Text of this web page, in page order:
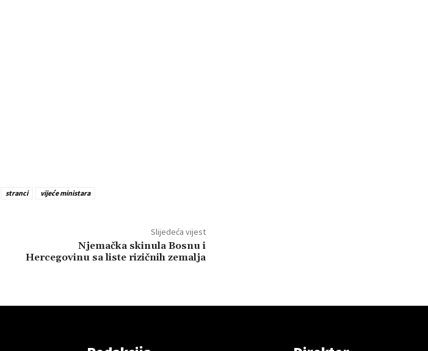
stranci vijeće ministara
Slijedeća vijest
Njemačka skinula Bosnu i
Hercegovinu sa liste rizičnih zemalja